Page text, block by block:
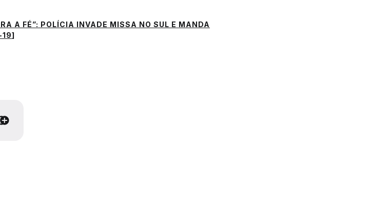
A FÉ”: POLÍCIA INVADE MISSA NO SUL E MANDA
19]